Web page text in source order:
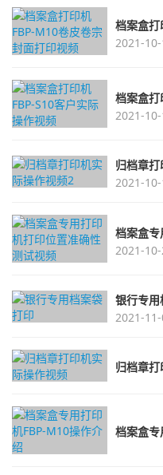
档案盒
2021-
档案盒打
2021-
归档章
2021-
档案盒
2021-
银行专
2021-
归档章
档案盒